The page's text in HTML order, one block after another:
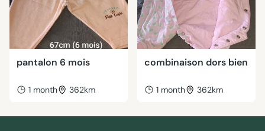
pantalon 6 mois
1 month 362km
combinaison dors bien
1 month 362km